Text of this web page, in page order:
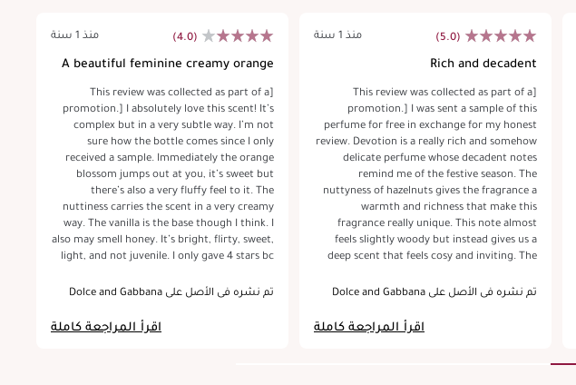
(5.0) منذ 1 سنة
Rich and decadent
[This review was collected as part of a
promotion.] I was sent a sample of this
perfume for free in exchange for my honest
review. Devotion is a really rich and somehow
delicate perfume whose decadent notes
remind me of the festive season. The
nuttyness of hazelnuts gives the fragrance a
warmth and richness that make this
fragrance really unique. This note almost
feels slightly woody but instead gives us a
deep scent that feels cosy and inviting. The
lovely orangey note to the fragrance but
femininity to the whole. The vanilla note
wraps the whole thing up in a sweetness that
تم نشره في الأصل على Dolce and Gabbana
اقرأ المراجعة كاملة
(4.0) منذ 1 سنة
A beautiful feminine creamy orange
[This review was collected as part of a
promotion.] I absolutely love this scent! It’s
complex but in a very subtle way. I’m not
sure how the bottle comes since I only
received a sample. Immediately the orange
blossom jumps out at you, it’s sweet but
there’s also a very fluffy feel to it. The
nuttiness carries the scent in a very creamy
way. The vanilla is the base though I think. I
also may smell honey. It’s bright, flirty, sweet,
light, and not juvenile. I only gave 4 stars bc
can’t smell it on me anymore like I would love
تم نشره في الأصل على Dolce and Gabbana
اقرأ المراجعة كاملة